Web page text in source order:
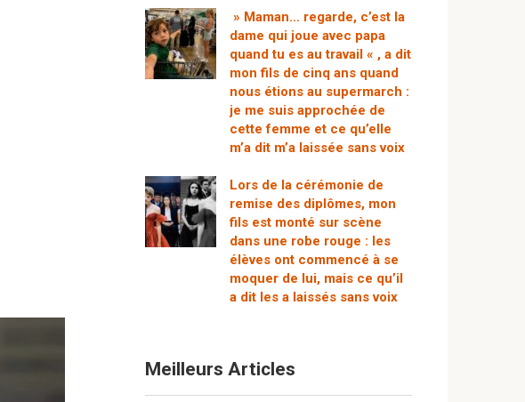
» Maman… regarde, c’est la
dame qui joue avec papa
quand tu es au travail « , a dit
mon fils de cinq ans quand
nous étions au supermarch :
je me suis approchée de
cette femme et ce qu’elle
m’a dit m’a laissée sans voix
Lors de la cérémonie de
remise des diplômes, mon
fils est monté sur scène
dans une robe rouge : les
élèves ont commencé à se
moquer de lui, mais ce qu’il
a dit les a laissés sans voix
Meilleurs Articles